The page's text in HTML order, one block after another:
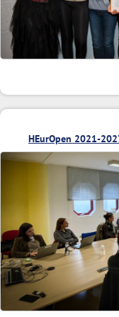
HEurOpen 2021-